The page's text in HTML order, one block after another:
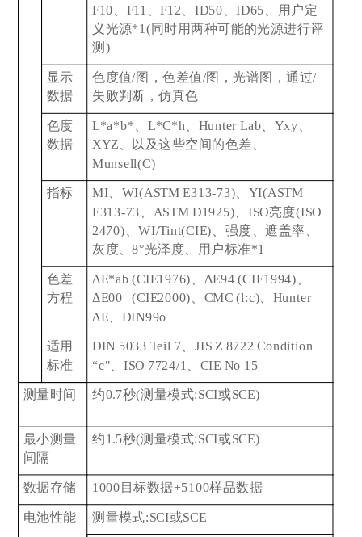
F10、F11、F12、ID50、ID65、用户定
义光源*1(同时用两种可能的光源进行评
测)
显示
数据
色度值/图，色差值/图，光谱图，通过/
失败判断，仿真色
色度
数据
L*a*b*、L*C*h、Hunter Lab、Yxy、
XYZ、以及这些空间的色差、
Munsell(C)
指标
MI、WI(ASTM E313-73)、YI(ASTM
E313-73、ASTM D1925)、ISO亮度(ISO
2470)、WI/Tint(CIE)、强度、遮盖率、
灰度、8°光泽度、用户标准*1
色差
方程
ΔE*ab (CIE1976)、ΔE94 (CIE1994)、
ΔE00 (CIE2000)、CMC (l:c)、Hunter
ΔE、DIN99o
适用
标准
DIN 5033 Teil 7、JIS Z 8722 Condition
“c"、ISO 7724/1、CIE No 15
测量时间
约0.7秒(测量模式:SCI或SCE)
最小测量
间隔
约1.5秒(测量模式:SCI或SCE)
数据存储 1000目标数据+5100样品数据
电池性能
测量模式:SCI或SCE